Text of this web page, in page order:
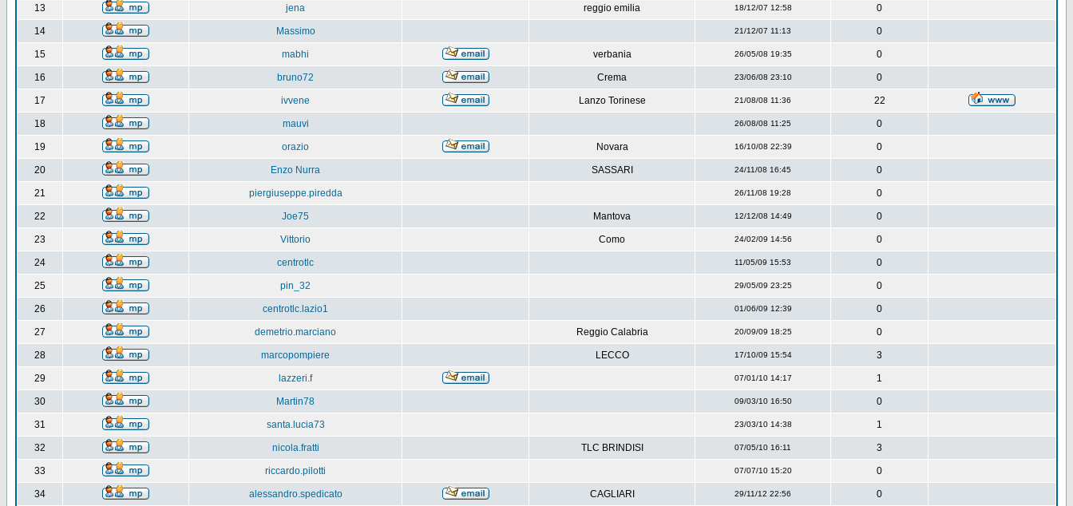
13 jena reggio emilia 18/12/07 12:58 0
14 Massimo 21/12/07 11:13 0
15 mabhi verbania 26/05/08 19:35 0
16 bruno72 Crema 23/06/08 23:10 0
17 ivvene Lanzo Torinese 21/08/08 11:36 22
18 mauvi 26/08/08 11:25 0
19 orazio Novara 16/10/08 22:39 0
20 Enzo Nurra SASSARI 24/11/08 16:45 0
21 piergiuseppe.piredda 26/11/08 19:28 0
22 Joe75 Mantova 12/12/08 14:49 0
23 Vittorio Como 24/02/09 14:56 0
24 centrotlc 11/05/09 15:53 0
25 pin_32 29/05/09 23:25 0
26 centrotlc.lazio1 01/06/09 12:39 0
27 demetrio.marciano Reggio Calabria 20/09/09 18:25 0
28 marcopompiere LECCO 17/10/09 15:54 3
29 lazzeri.f 07/01/10 14:17 1
30 Martin78 09/03/10 16:50 0
31 santa.lucia73 23/03/10 14:38 1
32 nicola.fratti TLC BRINDISI 07/05/10 16:11 3
33 riccardo.pilotti 07/07/10 15:20 0
34 alessandro.spedicato CAGLIARI 29/11/12 22:56 0